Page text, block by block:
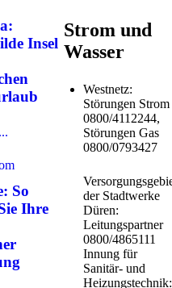
Insel
So
Ihre
Strom und
Wasser
Westnetz:
Störungen Strom
0800/4112244,
Störungen Gas
0800/0793427
der Stadtwerke
Düren:
Leitungspartner
0800/4865111
Innung für
Sanitär- und
Heizungstechnik: